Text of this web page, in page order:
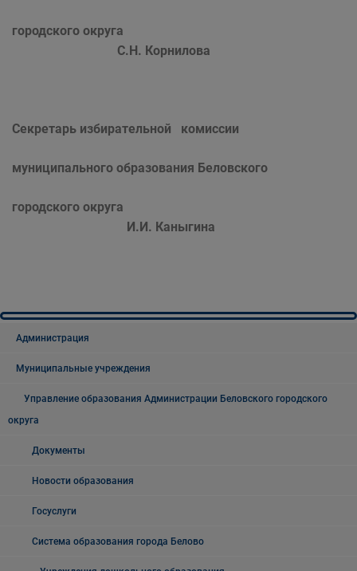
городского округа
С.Н. Корнилова
Секретарь избирательной комиссии
муниципального образования Беловского
городского округа
И.И. Каныгина
Администрация
Муниципальные учреждения
Управление образования Администрации Беловского городского
округа
Документы
Новости образования
Госуслуги
Система образования города Белово